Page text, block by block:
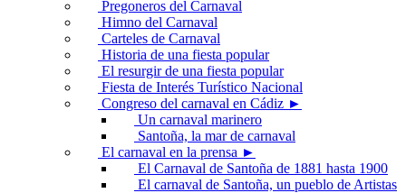
Pregoneros del Carnaval
Himno del Carnaval
Carteles de Carnaval
Historia de una fiesta popular
El resurgir de una fiesta popular
Fiesta de Interés Turístico Nacional
Congreso del carnaval en Cádiz ►
Un carnaval marinero
Santoña, la mar de carnaval
El carnaval en la prensa ►
El Carnaval de Santoña de 1881 hasta 1900
El carnaval de Santoña, un pueblo de Artistas